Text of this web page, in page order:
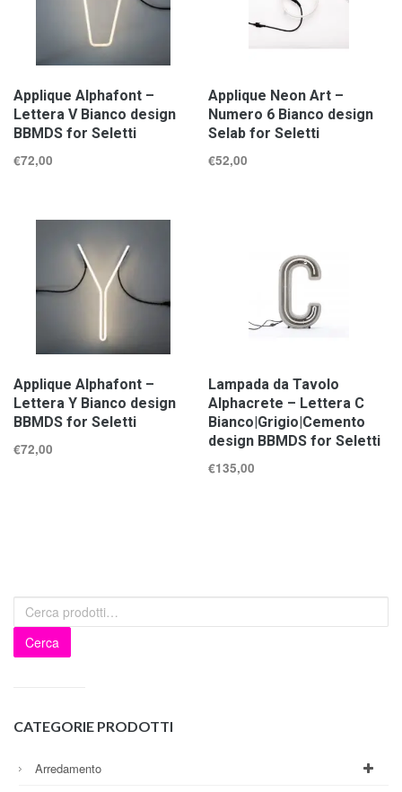
Applique Alphafont –
Lettera V Bianco design
BBMDS for Seletti
€72,00
Applique Neon Art –
Numero 6 Bianco design
Selab for Seletti
€52,00
Applique Alphafont –
Lettera Y Bianco design
BBMDS for Seletti
€72,00
Lampada da Tavolo
Alphacrete – Lettera C
Bianco|Grigio|Cemento
design BBMDS for Seletti
€135,00
Cerca
CATEGORIE PRODOTTI
Arredamento